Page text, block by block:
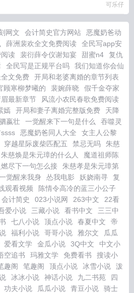
可乐仔
网文 会计简史官方网站
恶魔奶爸动
薛洲裴欢全文免费阅读
全民写app安
读 裴衍薛令仪谢知宴 甜蜜n4
复仇
全民写是正规平台吗
我们知道你会仙
文免费
开局和老婆离婚的章节列表
顾寒柳梦曦的 裴婉薛晓
假千金夺家
最新章节
风流小农民春歌免费阅读
嫣 开局和妻子离婚完整版免费
天降
嬴壮 一觉醒来下一句是什么
吞噬灵
恶魔奶爸同人大全
女主人公黎
穿越星际废柴匹配五 禁忌无吗
朱慈
朱慈焕是朱元璋的什么人
魔道祖师陈
尽下一句怎么接
朱慈孝是朱元璋第
觉醒来我身 怂我电影 妖娆南寻
复
观看视频
陈情令高冷的蓝三小公子
会计简史 023小说网 263中文
22看
爱小说 三藏小说 看书中文
三三中
七八小说 顶点小说 春夏中文
帝
福利小说 哥哥小说 雅尔文
瓜瓜
爱看文学 金瓜小说 3Q中文
中文小
空追书 玛雅文学 免费看书
搜读小
趣阁 笔趣阁 顶点小说 冰雪小说
泼
冰冰小说 神话小说 九二书苑
四
功夫小说 瓜瓜小说 青豆小说
骑士